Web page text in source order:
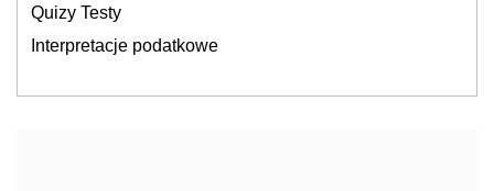
Quizy Testy
Interpretacje podatkowe